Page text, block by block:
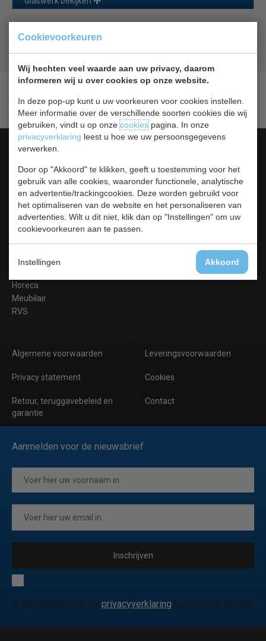
Cookievoorkeuren
Wij hechten veel waarde aan uw privacy, daarom
informeren wij u over cookies op onze website.
In deze pop-up kunt u uw voorkeuren voor cookies instellen.
Meer informatie over de verschillende soorten cookies die wij
gebruiken, vindt u op onzecookiespagina. In onze
privacyverklaring leest u hoe we uw persoonsgegevens
verwerken.
Door op "Akkoord" te klikken, geeft u toestemming voor het
gebruik van alle cookies, waaronder functionele, analytische
en advertentie/trackingcookies. Deze worden gebruikt voor
het optimaliseren van de website en het personaliseren van
advertenties. Wilt u dit niet, klik dan op "Instellingen" om uw
cookievoorkeuren aan te passen.
Instellingen Akkoord
Lage prijzen hoge service
Gratis verzendingvanaf € 200,00
Categorieën
Koelen &
Vriezen
Koken & Bakken
Koksbenodigdheden
Warmhouden
Bar & Koffie
Buffet & tafel
Kleding
Horeca
Meubilair
RVS
Algemene voorwaarden Leveringsvoorwaarden
Privacy statement Cookies
Retour, teruggavebeleid en
garantie
Contact
Aanmelden voor de nieuwsbrief
Inschrijven
Ik ga akkoord met de privacyverklaring van Horeca Koeling